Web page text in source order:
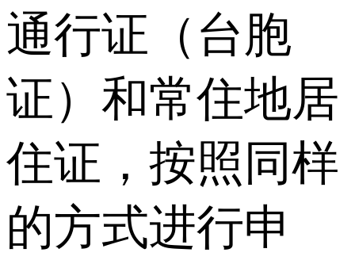
通行证（台胞
证）和常住地居
住证，按照同样
的方式进行申